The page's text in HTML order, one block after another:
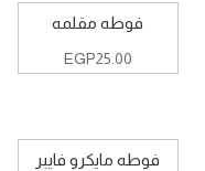
فوطه مقلمه
EGP25.00
فوطه مايكرو فايبر